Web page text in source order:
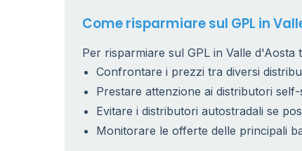
Come risparmiare sul GPL in
Per risparmiare sul GPL in Valle d'Aosta
Confrontare i prezzi tra diversi
Prestare attenzione ai distributori
Evitare i distributori autostradali se
Monitorare le offerte delle principali